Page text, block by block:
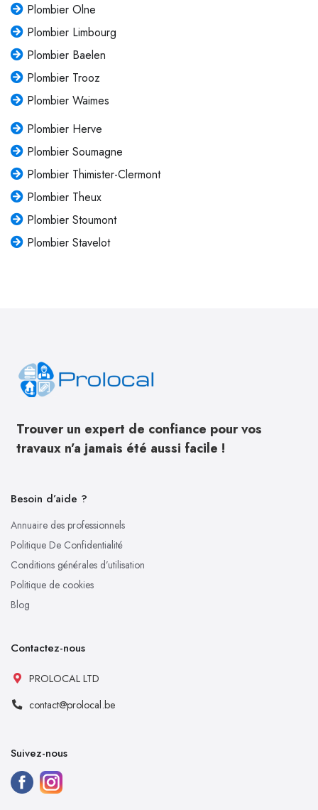
Plombier Olne
Plombier Limbourg
Plombier Baelen
Plombier Trooz
Plombier Waimes
Plombier Herve
Plombier Soumagne
Plombier Thimister-Clermont
Plombier Theux
Plombier Stoumont
Plombier Stavelot
Trouver un expert de confiance pour vos
travaux n’a jamais été aussi facile !
Besoin d’aide ?
Annuaire des professionnels
Politique De Confidentialité
Conditions générales d’utilisation
Politique de cookies
Blog
Contactez-nous
PROLOCAL LTD
contact@prolocal.be
Suivez-nous